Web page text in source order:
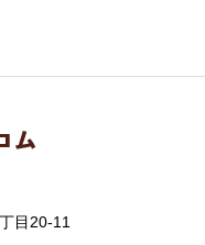
目20-11